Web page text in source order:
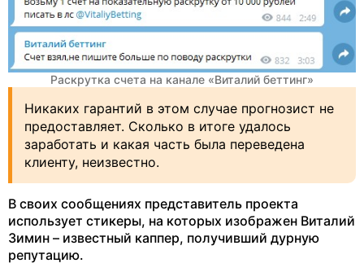
Раскрутка счета на канале «Виталий беттинг»
Никаких гарантий в этом случае прогнозист не
предоставляет. Сколько в итоге удалось
заработать и какая часть была переведена
клиенту, неизвестно.
В своих сообщениях представитель проекта
использует стикеры, на которых изображен Виталий
Зимин – известный каппер, получивший дурную
репутацию.